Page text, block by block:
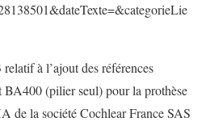
à l’ajout des références
(pilier seul) pour la prothèse
de la société Cochlear France SAS